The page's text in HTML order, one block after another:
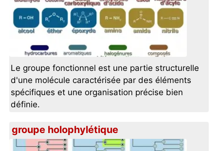
Le groupe fonctionnel est une partie structurelle
d'une molécule caractérisée par des éléments
spécifiques et une organisation précise bien
définie.
groupe holophylétique